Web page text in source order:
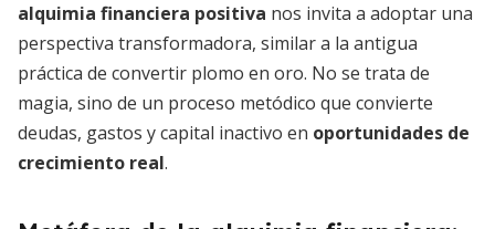
alquimia financiera positiva nos invita a adoptar una
perspectiva transformadora, similar a la antigua
práctica de convertir plomo en oro. No se trata de
magia, sino de un proceso metódico que convierte
deudas, gastos y capital inactivo en oportunidades de
crecimiento real.